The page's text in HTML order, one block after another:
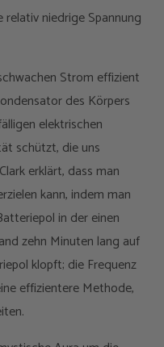
niedrige Spannung
Strom effizient
des Körpers
elektrischen
schützt, die uns
erklärt, dass man
kann, indem man
in der einen
zehn Minuten lang auf
klopft; die Frequenz
effizientere Methode,